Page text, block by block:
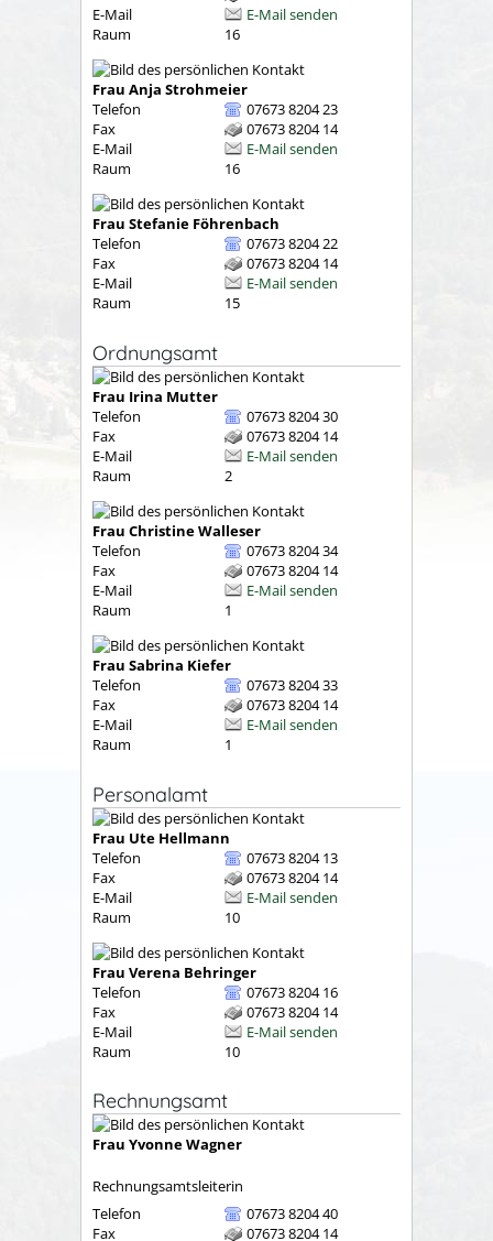
E-Mail
E-Mail senden
Raum
16
Frau Anja Strohmeier
Telefon
07673 8204 23
Fax
07673 8204 14
E-Mail
E-Mail senden
Raum
16
Frau Stefanie Föhrenbach
Telefon
07673 8204 22
Fax
07673 8204 14
E-Mail
E-Mail senden
Raum
15
Ordnungsamt
Frau Irina Mutter
Telefon
07673 8204 30
Fax
07673 8204 14
E-Mail
E-Mail senden
Raum
2
Frau ChristineWalleser
Telefon
07673 8204 34
Fax
07673 8204 14
E-Mail
E-Mail senden
Raum
1
Frau Sabrina Kiefer
Telefon
07673 8204 33
Fax
07673 8204 14
E-Mail
E-Mail senden
Raum
1
Personalamt
Frau Ute Hellmann
Telefon
07673 8204 13
Fax
07673 8204 14
E-Mail
E-Mail senden
Raum
10
Frau Verena Behringer
Telefon
07673 8204 16
Fax
07673 8204 14
E-Mail
E-Mail senden
Raum
10
Rechnungsamt
Frau YvonneWagner
Rechnungsamtsleiterin
Telefon
07673 8204 40
Fax
07673 8204 14